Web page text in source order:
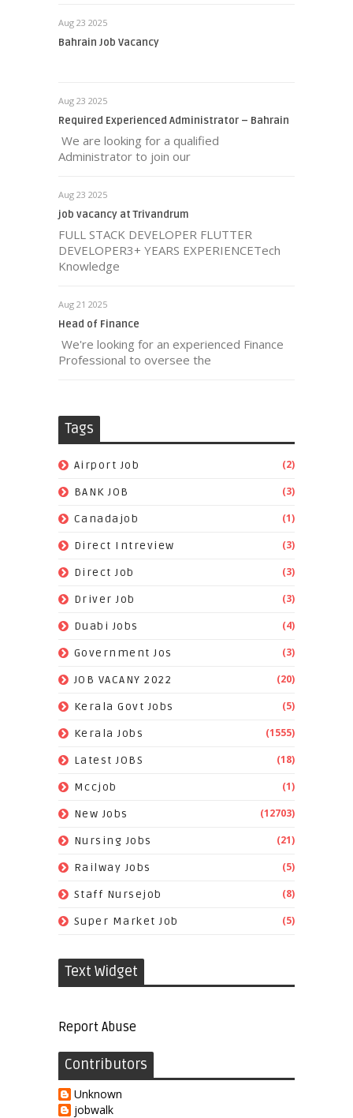
Aug 23 2025
Bahrain Job Vacancy
Aug 23 2025
Required Experienced Administrator – Bahrain
We are looking for a qualified
Administrator to join our
Aug 23 2025
job vacancy at Trivandrum
FULL STACK DEVELOPER FLUTTER
DEVELOPER3+ YEARS EXPERIENCETech
Knowledge
Aug 21 2025
Head of Finance
We're looking for an experienced Finance
Professional to oversee the
Tags
Airport Job (2)
BANK JOB (3)
Canadajob (1)
Direct Intreview (3)
Direct Job (3)
Driver Job (3)
Duabi Jobs (4)
Government Jos (3)
JOB VACANY 2022 (20)
Kerala Govt Jobs (5)
Kerala Jobs (1555)
Latest JOBS (18)
Mccjob (1)
New Jobs (12703)
Nursing Jobs (21)
Railway Jobs (5)
Staff Nursejob (8)
Super Market Job (5)
Text Widget
Report Abuse
Contributors
Unknown
jobwalk